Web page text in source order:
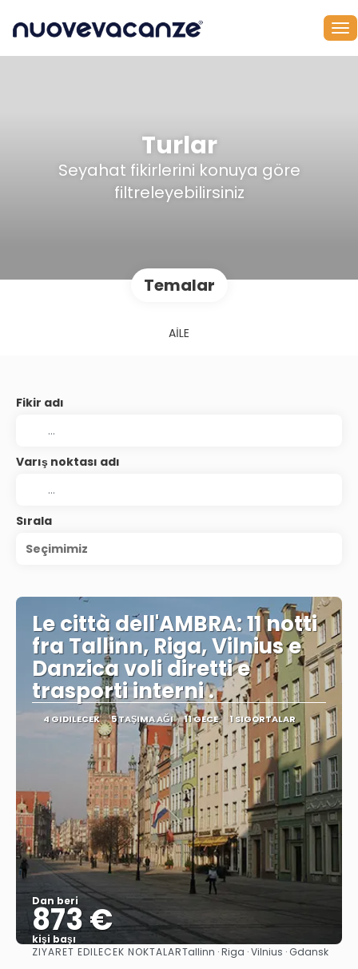
Turlar
Seyahat fikirlerini konuya göre
filtreleyebilirsiniz
Temalar
AİLE
Fikir adı
Varış noktası adı
Sırala
Seçimimiz
Le città dell'AMBRA: 11 notti
fra Tallinn, Riga, Vilnius e
Danzica voli diretti e
trasporti interni .
4 GIDILECEK 5 TAŞIMA AĞI 11 GECE 1 SIGORTALAR
Dan beri
873 €
kişi başı
Görüntüle
ZIYARET EDILECEK NOKTALARTallinn · Riga · Vilnius · Gdansk